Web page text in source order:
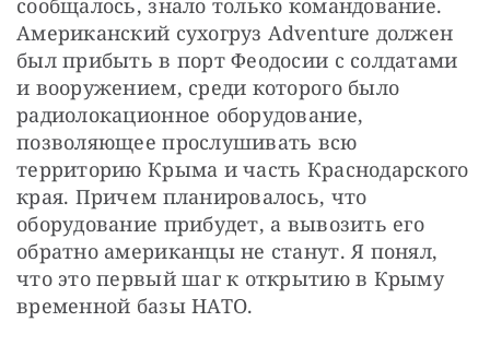
сообщалось, знало только командование.
Американский сухогруз Adventure должен
был прибыть в порт Феодосии с солдатами
и вооружением, среди которого было
радиолокационное оборудование,
позволяющее прослушивать всю
территорию Крыма и часть Краснодарского
края. Причем планировалось, что
оборудование прибудет, а вывозить его
обратно американцы не станут. Я понял,
что это первый шаг к открытию в Крыму
временной базы НАТО.